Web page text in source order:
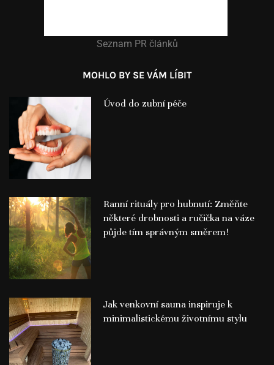
Seznam PR článků
MOHLO BY SE VÁM LÍBIT
Úvod do zubní péče
Ranní rituály pro hubnutí: Změňte
některé drobnosti a ručička na váze
půjde tím správným směrem!
Jak venkovní sauna inspiruje k
minimalistickému životnímu stylu